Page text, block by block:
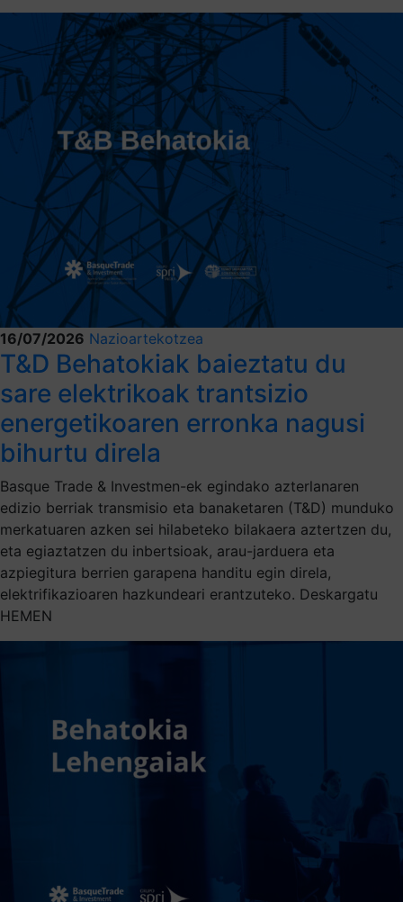
16/07/2026 Nazioartekotzea
T&D Behatokiak baieztatu du
sare elektrikoak trantsizio
energetikoaren erronka nagusi
bihurtu direla
Basque Trade & Investmen-ek egindako azterlanaren
edizio berriak transmisio eta banaketaren (T&D) munduko
merkatuaren azken sei hilabeteko bilakaera aztertzen du,
eta egiaztatzen du inbertsioak, arau-jarduera eta
azpiegitura berrien garapena handitu egin direla,
elektrifikazioaren hazkundeari erantzuteko. Deskargatu
HEMEN